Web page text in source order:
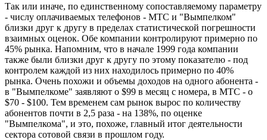
Так или иначе, по единственному сопоставляемому параметру
- числу оплачиваемых телефонов - МТС и "Вымпелком"
близки друг к другу в пределах статистической погрешности
взаимных оценок. Обе компании контролируют примерно по
45% рынка. Напомним, что в начале 1999 года компании
также были близки друг к другу по этому показателю - под
контролем каждой из них находилось примерно по 40%
рынка. Очень похожи и объемы доходов на одного абонента -
в "Вымпелкоме" заявляют о $99 в месяц с номера, в МТС - о
$70 - $100. Тем временем сам рынок вырос по количеству
абонентов почти в 2,5 раза - на 138%, по оценке
"Вымпелкома", и это, похоже, главный итог деятельности
сектора сотовой связи в прошлом году.